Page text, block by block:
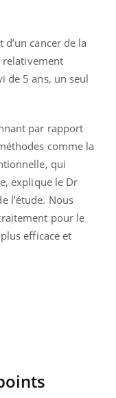
cancer de la
relativement
de 5 ans, un seul
par rapport
comme la
qui
explique le Dr
l’étude. Nous
pour le
efficace et